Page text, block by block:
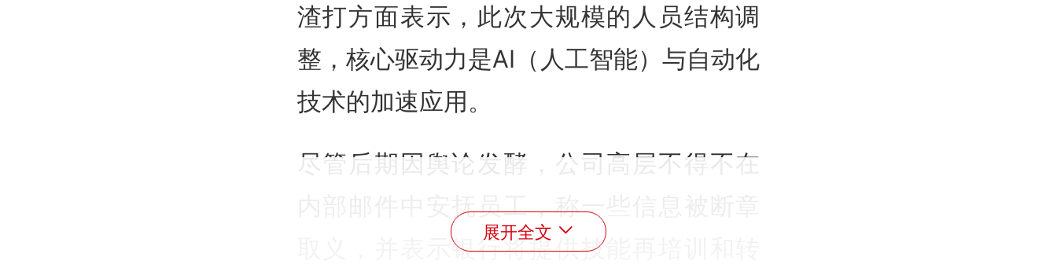
渣打方面表示，此次大规模的人员结构调
整，核心驱动力是AI（人工智能）与自动化
技术的加速应用。
尽管后期因舆论发酵，公司高层不得不在
内部邮件中安抚员工，称一些信息被断章
取义，并表示银行将提供技能再培训和转
展开全文